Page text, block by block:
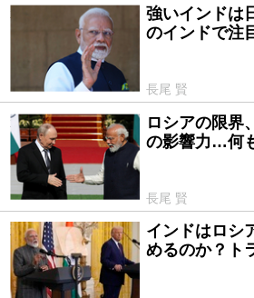
2026/01/09
強いインドは
のインドで注
長尾 賢
2025/12/10
ロシアの限界
の影響力…何
長尾 賢
2025/11/07
インドはロシ
めるのか？ト